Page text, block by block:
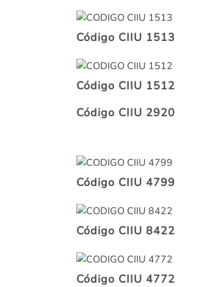
Código CIIU 1513
Código CIIU 1512
Código CIIU 2920
Código CIIU 4799
Código CIIU 8422
Código CIIU 4772